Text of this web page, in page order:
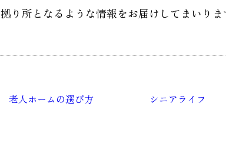
拠り所となるような情報をお届けしてまいりま
老人ホームの選び方 シニアライフ